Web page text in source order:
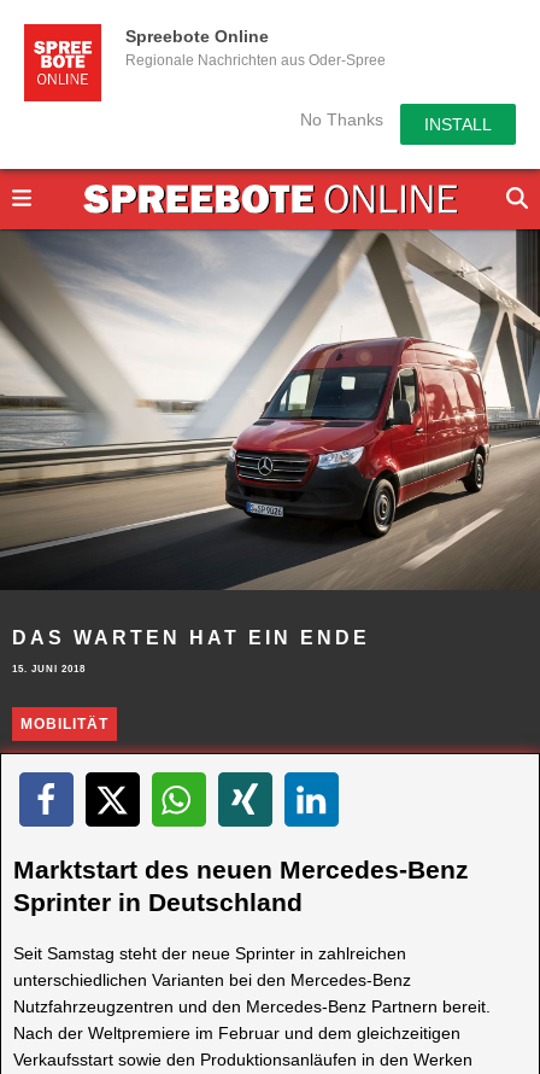
Spreebote Online
Regionale Nachrichten aus Oder-Spree
No Thanks INSTALL
DAS WARTEN HAT EIN ENDE
15. JUNI 2018
MOBILITÄT
Marktstart des neuen Mercedes-Benz
Sprinter in Deutschland
Seit Samstag steht der neue Sprinter in zahlreichen
unterschiedlichen Varianten bei den Mercedes-Benz
Nutzfahrzeugzentren und den Mercedes-Benz Partnern bereit.
Nach der Weltpremiere im Februar und dem gleichzeitigen
Verkaufsstart sowie den Produktionsanläufen in den Werken